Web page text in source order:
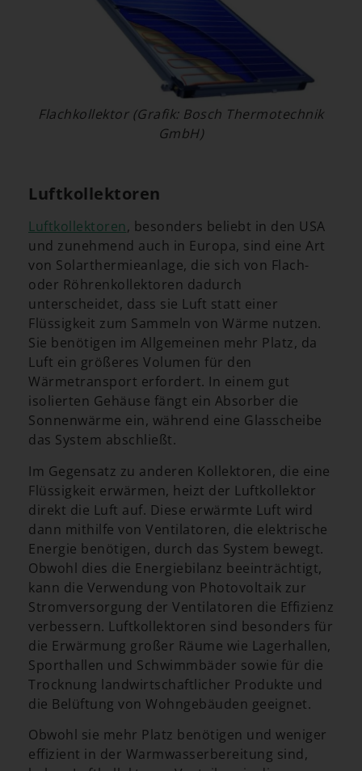
Flachkollektor (Grafik: Bosch Thermotechnik
GmbH)
Luftkollektoren
Luftkollektoren, besonders beliebt in den USA
und zunehmend auch in Europa, sind eine Art
von Solarthermieanlage, die sich von Flach-
oder Röhrenkollektoren dadurch
unterscheidet, dass sie Luft statt einer
Flüssigkeit zum Sammeln von Wärme nutzen.
Sie benötigen im Allgemeinen mehr Platz, da
Luft ein größeres Volumen für den
Wärmetransport erfordert. In einem gut
isolierten Gehäuse fängt ein Absorber die
Sonnenwärme ein, während eine Glasscheibe
das System abschließt.
Im Gegensatz zu anderen Kollektoren, die eine
Flüssigkeit erwärmen, heizt der Luftkollektor
direkt die Luft auf. Diese erwärmte Luft wird
dann mithilfe von Ventilatoren, die elektrische
Energie benötigen, durch das System bewegt.
Obwohl dies die Energiebilanz beeinträchtigt,
kann die Verwendung von Photovoltaik zur
Stromversorgung der Ventilatoren die Effizienz
verbessern. Luftkollektoren sind besonders für
die Erwärmung großer Räume wie Lagerhallen,
Sporthallen und Schwimmbäder sowie für die
Trocknung landwirtschaftlicher Produkte und
die Belüftung von Wohngebäuden geeignet.
Obwohl sie mehr Platz benötigen und weniger
effizient in der Warmwasserbereitung sind,